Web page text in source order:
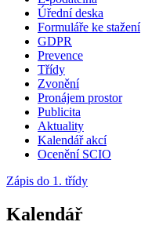
Úřední deska
Formuláře ke stažení
GDPR
Prevence
Třídy
Zvonění
Pronájem prostor
Publicita
Aktuality
Kalendář akcí
Ocenění SCIO
Zápis do 1. třídy
Kalendář